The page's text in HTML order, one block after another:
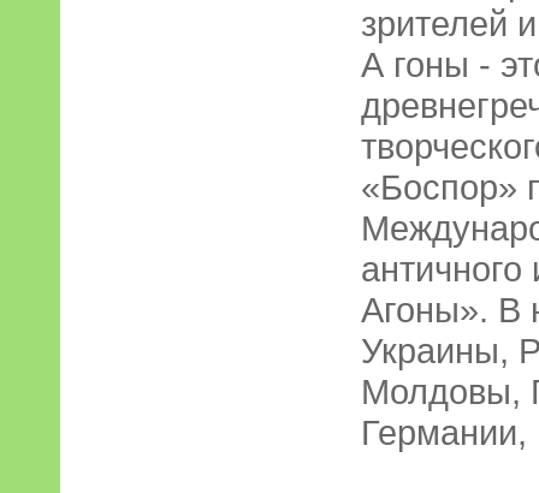
зрителей
А гоны -
«Боспор»
античного
Агоны». В
Украины,
Молдовы,